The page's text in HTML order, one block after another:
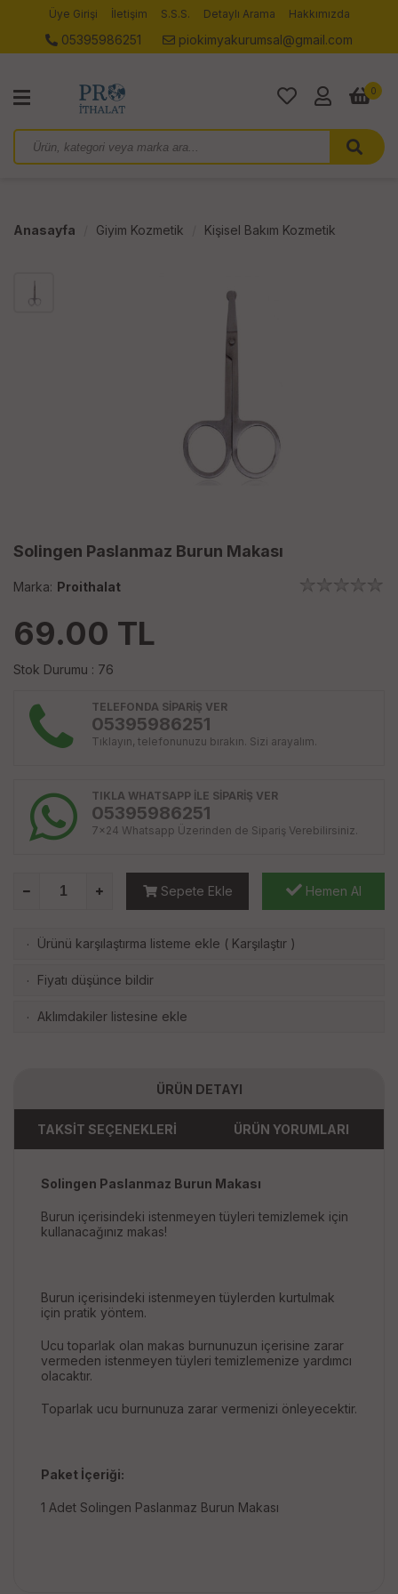
Üye Girişi İletişim S.S.S. Detaylı Arama Hakkımızda
05395986251 piokimyakurumsal@gmail.com
0
Anasayfa Giyim Kozmetik Kişisel Bakım Kozmetik
Solingen Paslanmaz Burun Makası
Marka: Proithalat
69.00 TL
Stok Durumu : 76
TELEFONDA SİPARİŞ VER
05395986251
Tıklayın, telefonunuzu bırakın. Sizi arayalım.
TIKLA WHATSAPP İLE SİPARİŞ VER
05395986251
7x24 Whatsapp Üzerinden de Sipariş Verebilirsiniz.
Sepete Ekle Hemen Al
· Ürünü karşılaştırma listeme ekle ( Karşılaştır )
· Fiyatı düşünce bildir
· Aklımdakiler listesine ekle
ÜRÜN DETAYI
TAKSİT SEÇENEKLERİ ÜRÜN YORUMLARI
Solingen Paslanmaz Burun Makası
Burun içerisindeki istenmeyen tüyleri temizlemek için
kullanacağınız makas!
Burun içerisindeki istenmeyen tüylerden kurtulmak
için pratik yöntem.
Ucu toparlak olan makas burnunuzun içerisine zarar
vermeden istenmeyen tüyleri temizlemenize yardımcı
olacaktır.
Toparlak ucu burnunuza zarar vermenizi önleyecektir.
Paket İçeriği:
1 Adet Solingen Paslanmaz Burun Makası